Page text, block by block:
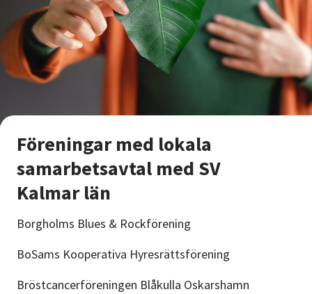
Föreningar med lokala
samarbetsavtal med SV
Kalmar län
Borgholms Blues & Rockförening
BoSams Kooperativa Hyresrättsförening
Bröstcancerföreningen Blåkulla Oskarshamn